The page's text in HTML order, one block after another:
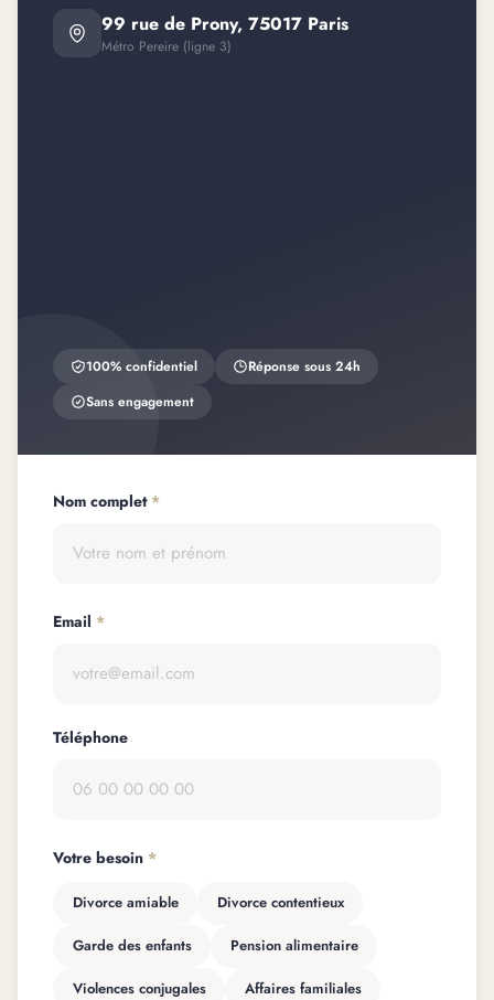
99 rue de Prony, 75017 Paris
Métro Pereire (ligne 3)
100% confidentiel
Réponse sous 24h
Sans engagement
Nom complet *
Email *
Téléphone
Votre besoin *
Divorce amiable Divorce contentieux
Garde des enfants Pension alimentaire
Violences conjugales Affaires familiales